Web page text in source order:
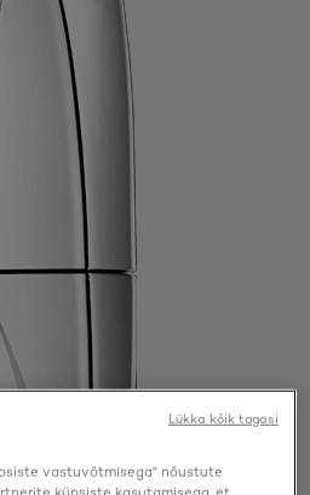
vastuvõtmisega" nõustute
Lükka kõik tagasi